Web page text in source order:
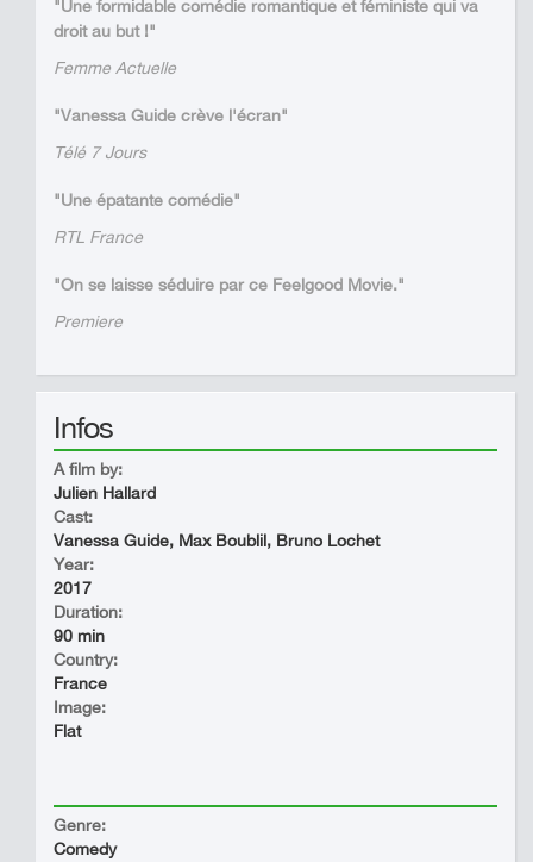
"Une formidable comédie romantique et féministe qui va
droit au but !"
Femme Actuelle
"Vanessa Guide crève l'écran"
Télé 7 Jours
"Une épatante comédie"
RTL France
"On se laisse séduire par ce Feelgood Movie."
Premiere
Infos
A film by:
Julien Hallard
Cast:
Vanessa Guide, Max Boublil, Bruno Lochet
Year:
2017
Duration:
90 min
Country:
France
Image:
Flat
Genre:
Comedy